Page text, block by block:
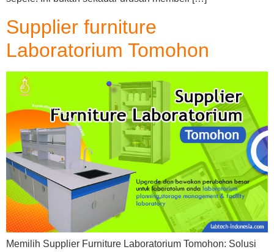
Supplier furniture
Laboratorium Tomohon
Memilih Supplier Furniture Laboratorium Tomohon: Solusi